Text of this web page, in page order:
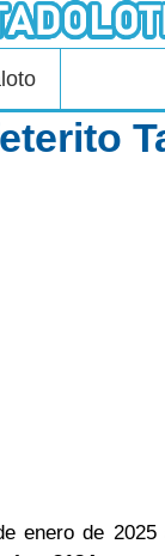
enero de